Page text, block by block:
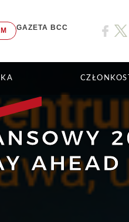
GAZETA BCC
AHEAD